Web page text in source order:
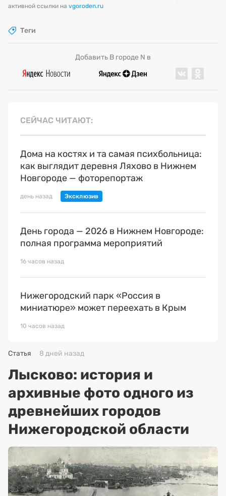
активной ссылки на vgoroden.ru
Теги
Добавить В городе N в
СЕЙЧАС ЧИТАЮТ
Дома на костях и та самая психбольница:
как выглядит деревня Ляхово в Нижнем
Новгороде — фоторепортаж
день назад
День города — 2026 в Нижнем Новгороде:
полная программа мероприятий
16 часов назад
Нижегородский парк «Россия в
миниатюре» может переехать в Крым
10 часов назад
Статья 8 дней назад
Лысково: история и
архивные фото одного из
древнейших городов
Нижегородской области